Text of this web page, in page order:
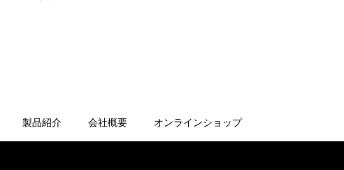
製品紹介 会社概要 オンラインショップ